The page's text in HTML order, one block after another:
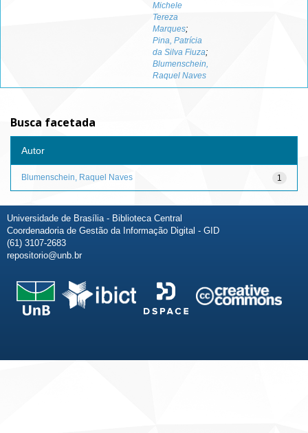
Michele
Tereza
Marques;
Pina, Patrícia
da Silva Fiuza;
Blumenschein,
Raquel Naves
Busca facetada
Autor
1
Blumenschein, Raquel Naves
Universidade de Brasília - Biblioteca Central
Coordenadoria de Gestão da Informação Digital - GID
(61) 3107-2683
repositorio@unb.br